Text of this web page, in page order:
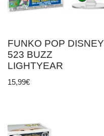
FUNKO POP DISNEY
523 BUZZ
LIGHTYEAR
15,99€